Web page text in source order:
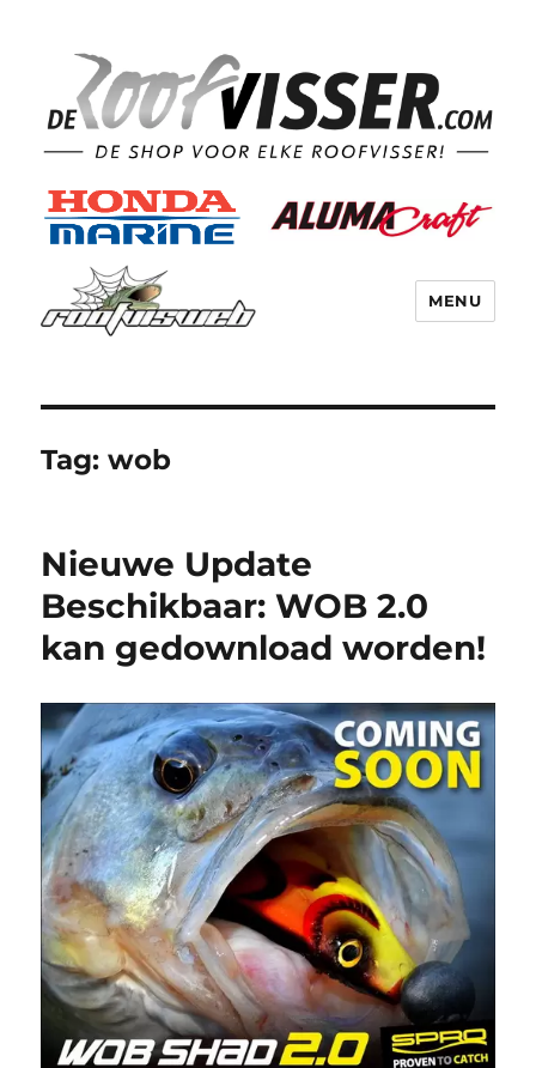
MENU
Tag:wob
Nieuwe Update
Beschikbaar: WOB 2.0
kan gedownload worden!